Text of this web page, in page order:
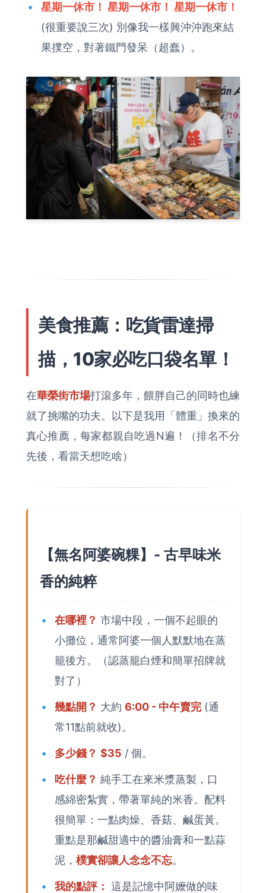
星期一休市！ 星期一休市！ 星期一休市！
(很重要說三次) 別像我一樣興沖沖跑來結
果撲空，對著鐵門發呆（超蠢）。
美食推薦：吃貨雷達掃
描，10家必吃口袋名單！
在華榮街市場打滾多年，餵胖自己的同時也練
就了挑嘴的功夫。以下是我用「體重」換來的
真心推薦，每家都親自吃過N遍！（排名不分
先後，看當天想吃啥）
【無名阿婆碗粿】- 古早味米
香的純粹
在哪裡？ 市場中段，一個不起眼的
小攤位，通常阿婆一個人默默地在蒸
籠後方。（認蒸籠白煙和簡單招牌就
對了）
幾點開？ 大約 6:00 - 中午賣完(通
常11點前就收)。
多少錢？ $35 / 個。
吃什麼？ 純手工在來米漿蒸製，口
感綿密紮實，帶著單純的米香。配料
很簡單：一點肉燥、香菇、鹹蛋黃。
重點是那鹹甜適中的醬油膏和一點蒜
泥， 樸實卻讓人念念不忘。
我的點評： 這是記憶中阿嬤做的味